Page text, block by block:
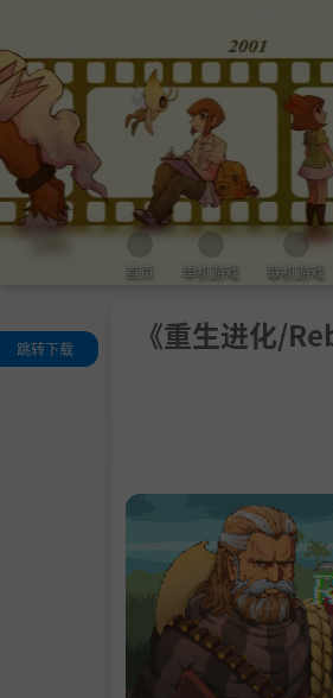
首页 单机游戏 联机游戏
《重生进化/
跳转下载